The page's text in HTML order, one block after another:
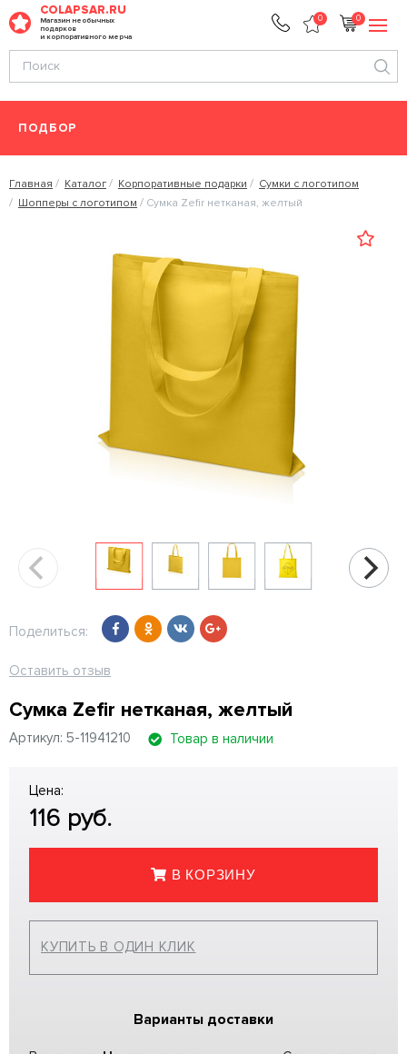
COLAPSAR.RU
Магазин необычных
подарков
и корпоративного мерча
0 0
ПОДБОР
Главная Каталог Корпоративные подарки
Сумки с логотипом
Шопперы с логотипом
Сумка Zefir нетканая, желтый
Поделиться:
Оставить отзыв
Сумка Zefir нетканая, желтый
Артикул: 5-11941210 Товар в наличии
Цена:
116 руб.
В КОРЗИНУ
КУПИТЬ В ОДИН КЛИК
Варианты доставки